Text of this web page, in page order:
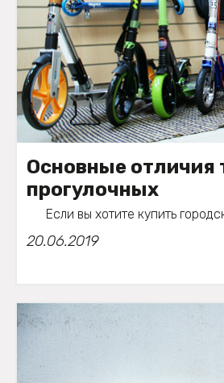
Основные отличия
прогулочных
Если вы хотите купить
20.06.2019